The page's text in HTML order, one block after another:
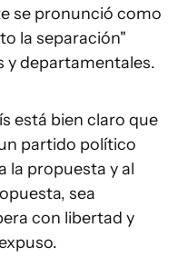
se pronunció como
la separación"
y departamentales.
está bien claro que
partido político
la propuesta y al
sea
con libertad y